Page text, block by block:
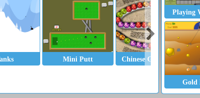
Mini Putt Chinese Gem Quest
Playing
Gold